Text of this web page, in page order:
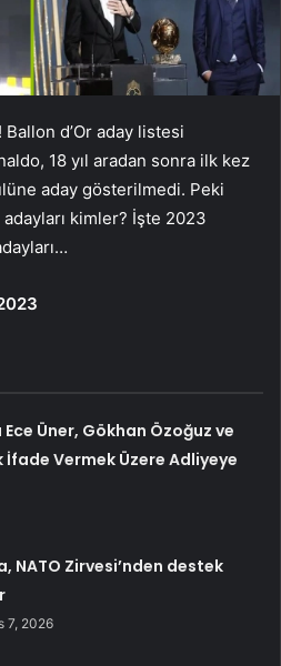
Ballon d’Or aday listesi
18 yıl aradan sonra ilk kez
aday gösterilmedi. Peki
adayları kimler? İşte 2023
Üner, Gökhan Özoğuz ve
İfade Vermek Üzere Adliyeye
NATO Zirvesi’nden destek
7, 2026